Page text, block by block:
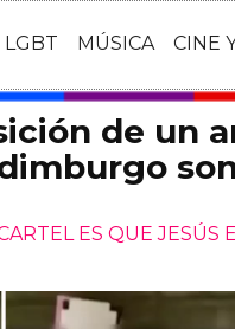
LGBT MÚSICA CINE
de un
ES QUE JESÚS